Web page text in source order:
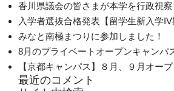
香川県議会の皆さまが本学を行政視
入学者選抜合格発表【留学生新入学IV
みなと南極まつりに参加しました！
8月のプライベートオープンキャンパ
【京都キャンパス】８月、９月オー
最近のコメント